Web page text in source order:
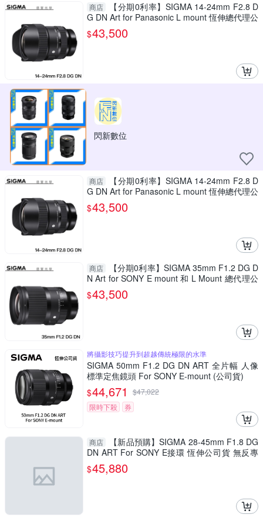
商店
【分期0利率】SIGMA 14-24mm F2.8 D
G DN Art for Panasonic L mount 恆伸總代理公
司貨 超廣角 雲海季
$43,500
閃新數位
商店
【分期0利率】SIGMA 14-24mm F2.8 D
G DN Art for Panasonic L mount 恆伸總代理公
司貨 超廣角 雲海季
$43,500
商店
【分期0利率】SIGMA 35mm F1.2 DG D
N Art for SONY E mount 和 L Mount 總代理公
司貨 德寶光學 大光圈 人像
$43,500
將攝影技巧提升到超越傳統極限的水準
SIGMA 50mm F1.2 DG DN ART 全片幅 人像
標準定焦鏡頭 For SONY E-mount (公司貨)
$44,671 $47,022
限時下殺
券
商店
【新品預購】SIGMA 28-45mm F1.8 DG
DN ART For SONY E接環 恆伸公司貨 無反專
用 德寶光學
$45,880